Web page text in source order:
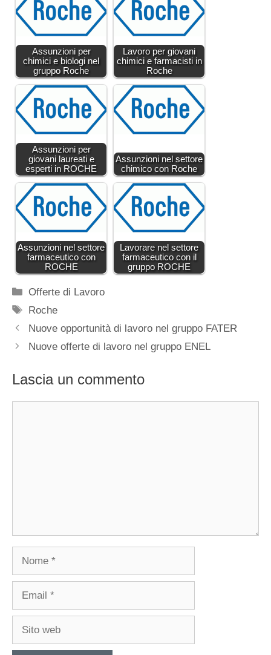
Assunzioni per
chimici e biologi nel
gruppo Roche
Lavoro per giovani
chimici e farmacisti in
Roche
Assunzioni per
giovani laureati e
esperti in ROCHE
Assunzioni nel settore
chimico con Roche
Assunzioni nel settore
farmaceutico con
ROCHE
Lavorare nel settore
farmaceutico con il
gruppo ROCHE
Categorie
Offerte di Lavoro
Tag
Roche
Nuove opportunità di lavoro nel gruppo FATER
Nuove offerte di lavoro nel gruppo ENEL
Lascia un commento
Nome
Email
Sito